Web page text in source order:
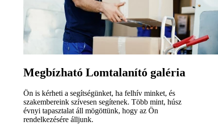
Megbízható Lomtalanító galéria
Ön is kérheti a segítségünket, ha felhív minket, és
szakembereink szívesen segítenek. Több mint, húsz
évnyi tapasztalat áll mögöttünk, hogy az Ön
rendelkezésére álljunk.